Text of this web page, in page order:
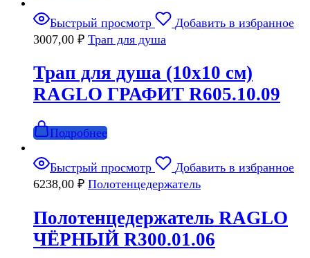
Быстрый просмотр
Добавить в избранное
3007,00 ₽ Трап для душа
Трап для душа (10х10 см)
RAGLO ГРАФИТ R605.10.09
Подробнее
Быстрый просмотр
Добавить в избранное
6238,00 ₽ Полотенцедержатель
Полотенцедержатель RAGLO
ЧЁРНЫЙ R300.01.06